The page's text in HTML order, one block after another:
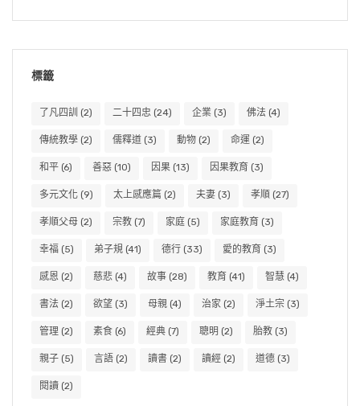
標籤
了凡四訓 (2) 二十四忠 (24) 企業 (3) 佛法 (4)
傳統教學 (2) 儒釋道 (3) 動物 (2) 命運 (2)
和平 (6) 善惡 (10) 因果 (13) 因果教育 (3)
多元文化 (9) 太上感應篇 (2) 夫妻 (3) 孝順 (27)
孝順父母 (2) 宗教 (7) 家庭 (5) 家庭教育 (3)
幸福 (5) 弟子規 (41) 德行 (33) 愛的教育 (3)
感恩 (2) 慈悲 (4) 故事 (28) 教育 (41) 智慧 (4)
書法 (2) 欲望 (3) 母親 (4) 治家 (2) 淨土宗 (3)
管理 (2) 素食 (6) 經典 (7) 聰明 (2) 胎教 (3)
親子 (5) 言語 (2) 讀書 (2) 讀經 (2) 道德 (3)
閱讀 (2)